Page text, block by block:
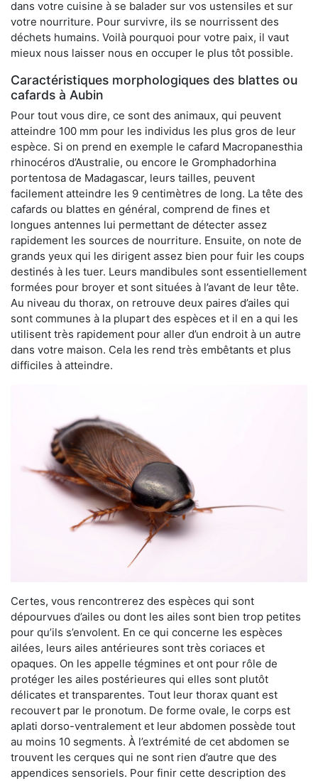
dans votre cuisine à se balader sur vos ustensiles et sur
votre nourriture. Pour survivre, ils se nourrissent des
déchets humains. Voilà pourquoi pour votre paix, il vaut
mieux nous laisser nous en occuper le plus tôt possible.
Caractéristiques morphologiques des blattes ou
cafards à Aubin
Pour tout vous dire, ce sont des animaux, qui peuvent
atteindre 100 mm pour les individus les plus gros de leur
espèce. Si on prend en exemple le cafard Macropanesthia
rhinocéros d’Australie, ou encore le Gromphadorhina
portentosa de Madagascar, leurs tailles, peuvent
facilement atteindre les 9 centimètres de long. La tête des
cafards ou blattes en général, comprend de fines et
longues antennes lui permettant de détecter assez
rapidement les sources de nourriture. Ensuite, on note de
grands yeux qui les dirigent assez bien pour fuir les coups
destinés à les tuer. Leurs mandibules sont essentiellement
formées pour broyer et sont situées à l’avant de leur tête.
Au niveau du thorax, on retrouve deux paires d’ailes qui
sont communes à la plupart des espèces et il en a qui les
utilisent très rapidement pour aller d’un endroit à un autre
dans votre maison. Cela les rend très embêtants et plus
difficiles à atteindre.
Certes, vous rencontrerez des espèces qui sont
dépourvues d’ailes ou dont les ailes sont bien trop petites
pour qu’ils s’envolent. En ce qui concerne les espèces
ailées, leurs ailes antérieures sont très coriaces et
opaques. On les appelle tégmines et ont pour rôle de
protéger les ailes postérieures qui elles sont plutôt
délicates et transparentes. Tout leur thorax quant est
recouvert par le pronotum. De forme ovale, le corps est
aplati dorso-ventralement et leur abdomen possède tout
au moins 10 segments. À l’extrémité de cet abdomen se
trouvent les cerques qui ne sont rien d’autre que des
appendices sensoriels. Pour finir cette description des